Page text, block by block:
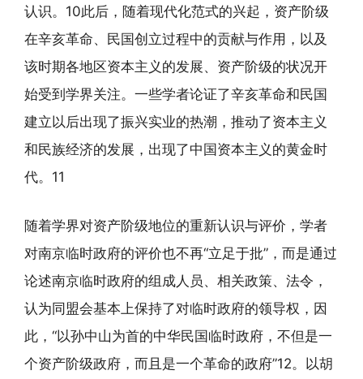
认识。10此后，随着现代化范式的兴起，资产阶级
在辛亥革命、民国创立过程中的贡献与作用，以及
该时期各地区资本主义的发展、资产阶级的状况开
始受到学界关注。一些学者论证了辛亥革命和民国
建立以后出现了振兴实业的热潮，推动了资本主义
和民族经济的发展，出现了中国资本主义的黄金时
代。11
随着学界对资产阶级地位的重新认识与评价，学者
对南京临时政府的评价也不再“立足于批”，而是通过
论述南京临时政府的组成人员、相关政策、法令，
认为同盟会基本上保持了对临时政府的领导权，因
此，“以孙中山为首的中华民国临时政府，不但是一
个资产阶级政府，而且是一个革命的政府”12。以胡